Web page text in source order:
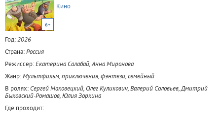
6+
Кино
Год:2026
Страна:Россия
Режиссер:Екатерина Салабай, Анна Миронова
Жанр:Мультфильм, приключения, фэнтези, семейный
В ролях: Сергей Маковецкий, Олег Куликович, Валерий Соловьев, Дмитрий
Быковский-Ромашов, Юлия Зоркина
Где проходит: